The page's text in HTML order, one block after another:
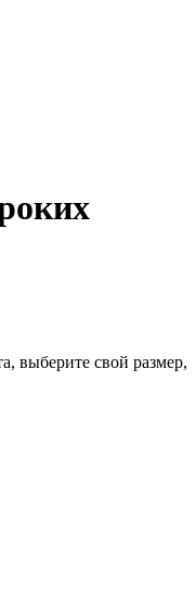
выберите свой размер,